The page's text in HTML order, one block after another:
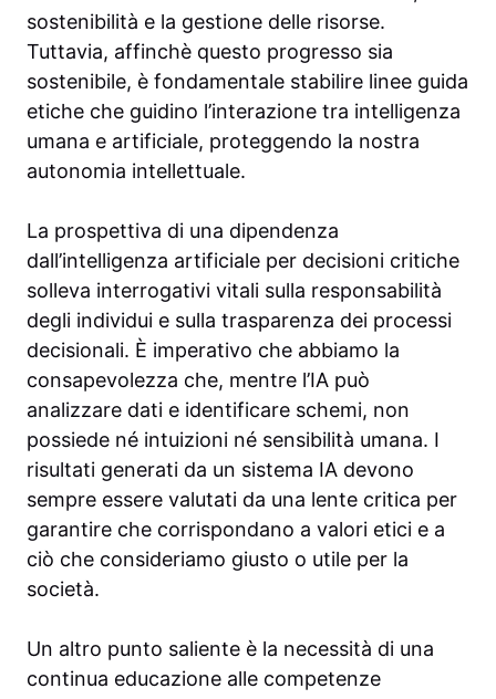
sostenibilità e la gestione delle risorse.
Tuttavia, affinchè questo progresso sia
sostenibile, è fondamentale stabilire linee guida
etiche che guidino l’interazione tra intelligenza
umana e artificiale, proteggendo la nostra
autonomia intellettuale.
La prospettiva di una dipendenza
dall’intelligenza artificiale per decisioni critiche
solleva interrogativi vitali sulla responsabilità
degli individui e sulla trasparenza dei processi
decisionali. È imperativo che abbiamo la
consapevolezza che, mentre l’IA può
analizzare dati e identificare schemi, non
possiede né intuizioni né sensibilità umana. I
risultati generati da un sistema IA devono
sempre essere valutati da una lente critica per
garantire che corrispondano a valori etici e a
ciò che consideriamo giusto o utile per la
società.
Un altro punto saliente è la necessità di una
continua educazione alle competenze